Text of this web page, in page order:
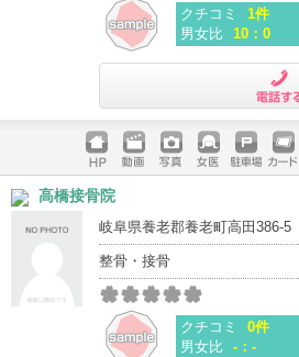
クチコミ
1件
男女比 10：0
ホームペ
ージ
動画 写真 女医 駐車場
クレジッ
高橋接骨院
岐阜県養老郡養老町高田386-5
整骨・接骨
クチコミ
0件
男女比 -：-